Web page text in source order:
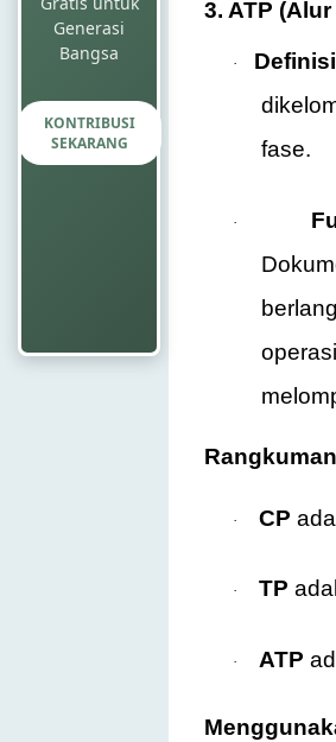
3. ATP
·
fase.
·
· CP
· TP
· ATP
Generasi
Bangsa
KONTRIBUSI
SEKARANG